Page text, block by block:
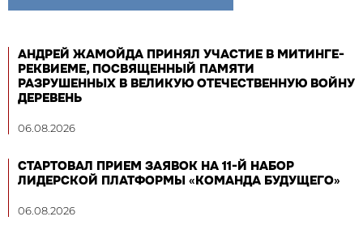
АНДРЕЙ ЖАМОЙДА ПРИНЯЛ УЧАСТИЕ В МИТИНГЕ-
РЕКВИЕМЕ, ПОСВЯЩЕННЫЙ ПАМЯТИ
РАЗРУШЕННЫХ В ВЕЛИКУЮ ОТЕЧЕСТВЕННУЮ ВОЙНУ
ДЕРЕВЕНЬ
06.08.2026
СТАРТОВАЛ ПРИЕМ ЗАЯВОК НА 11-Й НАБОР
ЛИДЕРСКОЙ ПЛАТФОРМЫ «КОМАНДА БУДУЩЕГО»
06.08.2026